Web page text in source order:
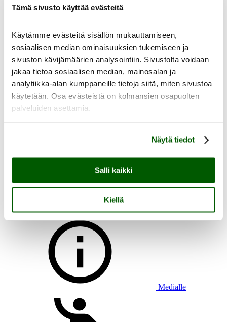
Tämä sivusto käyttää evästeitä
Käytämme evästeitä sisällön mukauttamiseen,
sosiaalisen median ominaisuuksien tukemiseen ja
sivuston kävijämäärien analysointiin. Sivustolta voidaan
jakaa tietoa sosiaalisen median, mainosalan ja
analytiikka-alan kumppaneille tietoja siitä, miten sivustoa
käytetään. Osa evästeistä on kolmansien osapuolten
palveluiden asettamia.
Näytä tiedot
Salli kaikki
Kiellä
Ajankohtaista
Yhteystiedot
Sinkan vapaaehtoiset
Heikkilän museoalue
Heikkilän museoalue
Aukioloajat, saapuminen ja esteettömyys
Heikkilän tapahtumat
Tutustu Heikkilän museoalueeseen
Lasten kanssa Heikkilään
Heikkilän pakopeli Aikamatkaajan arvoitus
Medialle